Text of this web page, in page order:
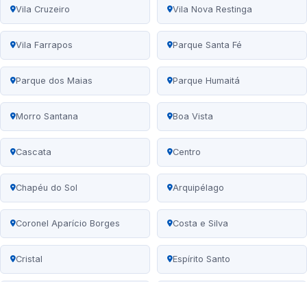
Vila Cruzeiro Vila Nova Restinga
Vila Farrapos Parque Santa Fé
Parque dos Maias Parque Humaitá
Morro Santana Boa Vista
Cascata Centro
Chapéu do Sol Arquipélago
Coronel Aparício Borges Costa e Silva
Cristal Espírito Santo